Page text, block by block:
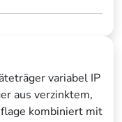
variabel IP
aus verzinktem,
kombiniert mit